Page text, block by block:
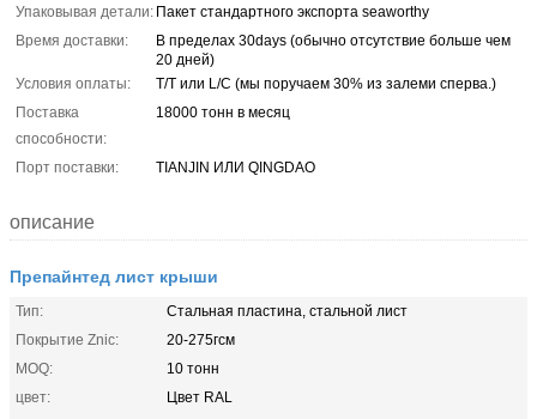
Упаковывая детали: Пакет стандартного экспорта seaworthy
Время доставки:
В пределах 30days (обычно отсутствие больше чем
20 дней)
Условия оплаты:
T/T или L/C (мы поручаем 30% из залеми сперва.)
Поставка
способности:
18000 тонн в месяц
Порт поставки: TIANJIN ИЛИ QINGDAO
описание
Препайнтед лист крыши
Тип:
Стальная пластина, стальной лист
Покрытие Znic:
20-275гсм
MOQ:
10 тонн
цвет:
Цвет RAL